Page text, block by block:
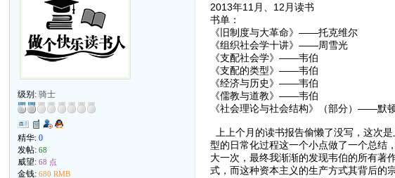
级别:骑士
精华:0
发帖:68
威望:68 点
金钱:680 RMB
2013年11月、12月读书
书单：
《旧制度与大革命》——托克维尔
《组织社会学十讲》——周雪光
《支配社会学》——韦伯
《支配的类型》——韦伯
《经济与历史》——韦伯
《儒教与道教》——韦伯
《社会理论与社会结构》（部分）——默
上上个月的读书报告偷懒了没写，这次
型的日常化过程这一个小点做了一个总结
大一次，最终我渐渐的发现韦伯的所有著
式，而这种资本主义的生产方式其背后的